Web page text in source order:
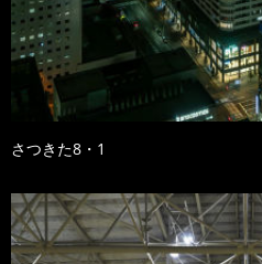
さつきた8・1